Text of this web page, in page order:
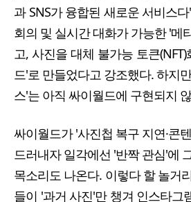
과 SNS가 융합된 새로운 서비스
회의 및 실시간 대화가 가능한 '메
고, 사진을 대체 불가능 토큰
드'로 만들었다고 강조했다. 하지
스'는 아직 싸이월드에 구현되지
싸이월드가 '사진첩 복구 지연·콘
드러내자 일각에선 '반짝 관심'에
목소리도 나온다. 이렇다 할 놀거
들이 '과거 사진'만 챙겨 인스타그